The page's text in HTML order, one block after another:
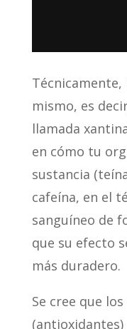
Técnicamente,
mismo, es
llamada
en cómo tu
sustancia
cafeína, en el
sanguíneo de
que su efecto
más duradero.
Se cree que